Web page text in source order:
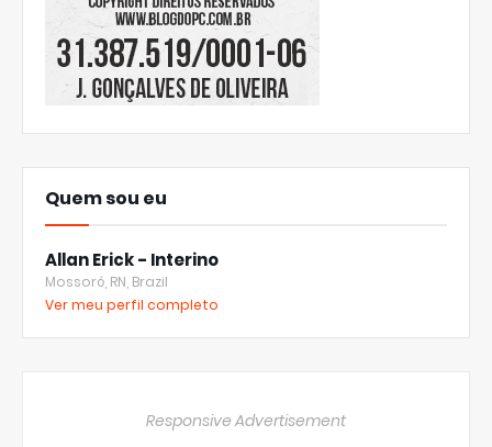
Quem sou eu
Allan Erick - Interino
Mossoró, RN, Brazil
Ver meu perfil completo
Responsive Advertisement